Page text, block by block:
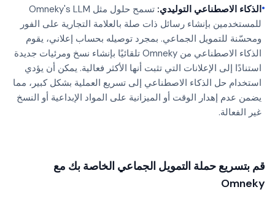
•الذكاء الاصطناعي التوليدي:
تسمح حلول مثل Omneky's LLM
للمستخدمين بإنشاء رسائل ذات صلة بالعلامة التجارية على الفور
ومحسّنة للتمويل الجماعي. بمجرد توصيله بحساب إعلاني، يقوم
الذكاء الاصطناعي من Omneky تلقائيًا بإنشاء نسخ ومرئيات جديدة
استنادًا إلى الإعلانات التي تثبت أنها الأكثر فعالية. يمكن أن يؤدي
استخدام حل الذكاء الاصطناعي إلى تسريع العملية بشكل كبير، مما
يضمن عدم إهدار الوقت أو الميزانية على المواد الإبداعية أو النسخ
غير الفعالة.
قم بتسريع حملة التمويل الجماعي الخاصة بك مع
Omneky